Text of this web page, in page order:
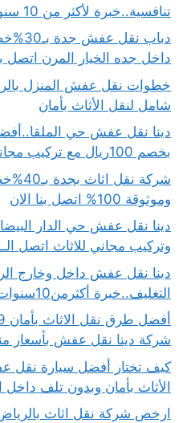
تنافسية..خبرة لأكثر من 10 سنوات..ضمان الجودة
دباب
داخل جده الخيار المرن اتصل
خطوات نقل عفش المنزل
شامل لنقل الأثاث بأمان
دينا نقل عفش حي
بخصم 100ريال مع تركيب مجاني للعفش
شركة
وموثوقة 100% اتصل بنا الان
وتركيب مجاني للاثاث اتصل
التغليف..خبرة أكثرمن10سنوات..اتصل بنا
شركة دينا نقل عفش بأسعار
كيف تختار أفضل سيارة نقل
الأثاث بأمان وبدون تلف داخل
ارخص شركة نقل اثاث